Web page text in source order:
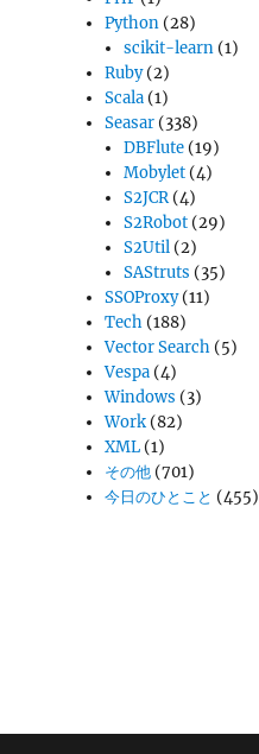
Python (28)
scikit-learn (1)
Ruby(2)
Scala (1)
Seasar (338)
DBFlute (19)
Mobylet (4)
S2JCR(4)
S2Robot (29)
S2Util (2)
SAStruts (35)
SSOProxy(11)
Tech (188)
Vector Search (5)
Vespa (4)
Windows (3)
Work (82)
XML (1)
その他 (701)
今日のひとこと (455)